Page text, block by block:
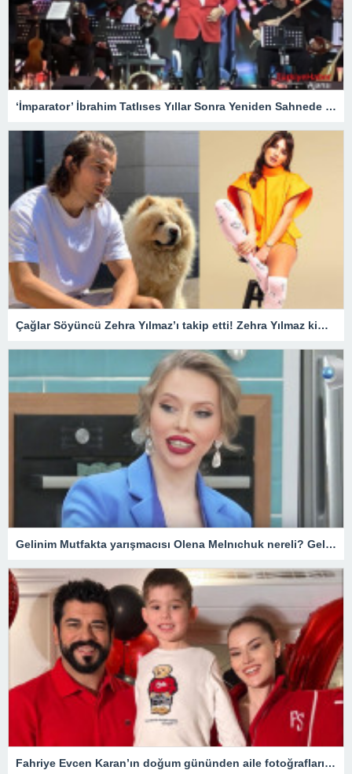
‘İmparator’ İbrahim Tatlıses Yıllar Sonra Yeniden Sahnede – Magazin
Çağlar Söyüncü Zehra Yılmaz’ı takip etti! Zehra Yılmaz kimdir?
Gelinim Mutfakta yarışmacısı Olena Melnıchuk nereli? Gelinim Mutfakta Olena kimdir, kaç yaşında?
Fahriye Evcen Karan’ın doğum gününden aile fotoğraflarını paylaştı